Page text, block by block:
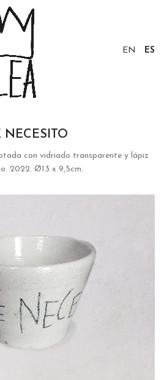
EN ES
NECESITO
con vidriado transparente y lápiz
2022. Ø13 x 9,5cm.